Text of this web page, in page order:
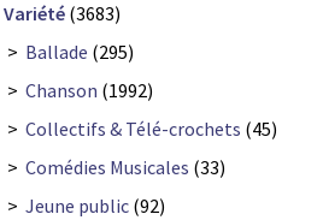
Variété (3683)
> Ballade (295)
> Chanson (1992)
> Collectifs & Télé-crochets (45)
> Comédies Musicales (33)
> Jeune public (92)